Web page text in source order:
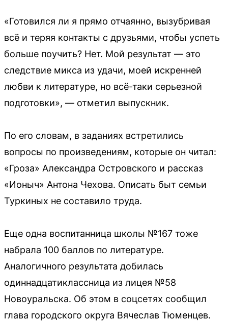
«Готовился ли я прямо отчаянно, вызубривая
всё и теряя контакты с друзьями, чтобы успеть
больше поучить? Нет. Мой результат — это
следствие микса из удачи, моей искренней
любви к литературе, но всё-таки серьезной
подготовки», — отметил выпускник.
По его словам, в заданиях встретились
вопросы по произведениям, которые он читал:
«Гроза» Александра Островского и рассказ
«Ионыч» Антона Чехова. Описать быт семьи
Туркиных не составило труда.
Еще одна воспитанница школы №167 тоже
набрала 100 баллов по литературе.
Аналогичного результата добилась
одиннадцатиклассница из лицея №58
Новоуральска. Об этом в соцсетях сообщил
глава городского округа Вячеслав Тюменцев.